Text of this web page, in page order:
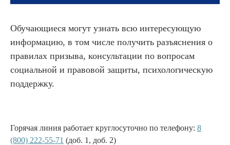
Обучающиеся могут узнать всю интересующую
информацию, в том числе получить разъяснения о
правилах призыва, консультации по вопросам
социальной и правовой защиты, психологическую
поддержку.
Горячая линия работает круглосуточно по телефону: 8
(800) 222-55-71 (доб. 1, доб. 2)